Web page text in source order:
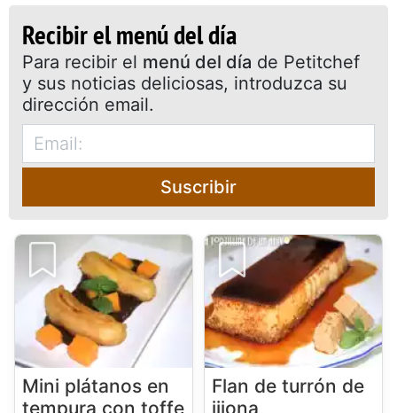
Recibir el menú del día
Para recibir el menú del día de Petitchef
y sus noticias deliciosas, introduzca su
dirección email.
Suscribir
Mini plátanos en
tempura con toffe
Flan de turrón de
jijona